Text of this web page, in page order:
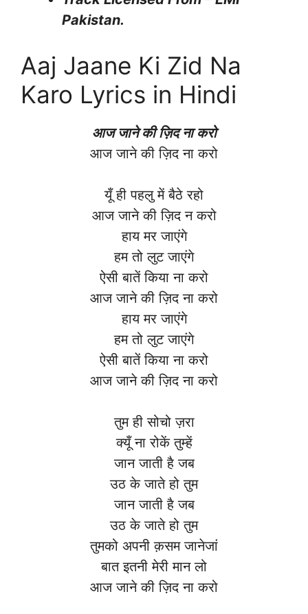
Pakistan.
Aaj Jaane Ki Zid Na
Karo Lyrics in Hindi
आज जाने की ज़िद ना करो
आज जाने की ज़िद ना करो
यूँ ही पहलु में बैठे रहो
आज जाने की ज़िद न करो
हाय मर जाएंगे
हम तो लुट जाएंगे
ऐसी बातें किया ना करो
आज जाने की ज़िद ना करो
हाय मर जाएंगे
हम तो लुट जाएंगे
ऐसी बातें किया ना करो
आज जाने की ज़िद ना करो
तुम ही सोचो ज़रा
क्यूँ ना रोकें तुम्हें
जान जाती है जब
उठ के जाते हो तुम
जान जाती है जब
उठ के जाते हो तुम
तुमको अपनी क़सम जानेजां
बात इतनी मेरी मान लो
आज जाने की ज़िद ना करो